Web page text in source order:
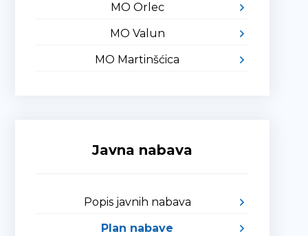
MO Orlec
MO Valun
MO Martinšćica
Javna nabava
Popis javnih nabava
Plan nabave